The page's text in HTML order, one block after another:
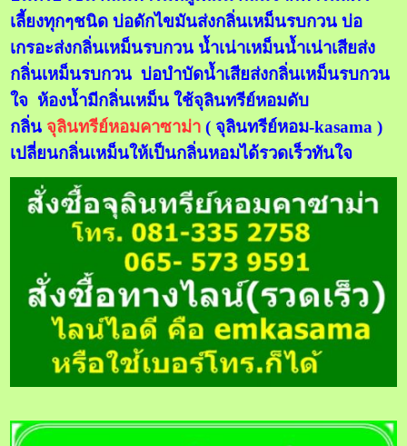
เลี้ยงทุกๆชนิด บ่อดักไขมันส่งกลิ่นเหม็นรบกวน บ่อ
เกรอะส่งกลิ่นเหม็นรบกวน น้ำเน่าเหม็นน้ำเน่าเสียส่ง
กลิ่นเหม็นรบกวน บ่อบำบัดน้ำเสียส่งกลิ่นเหม็นรบกวน
ใจ ห้องน้ำมีกลิ่นเหม็น ใช้จุลินทรีย์หอมดับ
กลิ่น จุลินทรีย์หอมคาซาม่า ( จุลินทรีย์หอม-kasama )
เปลี่ยนกลิ่นเหม็นให้เป็นกลิ่นหอมได้รวดเร็วทันใจ